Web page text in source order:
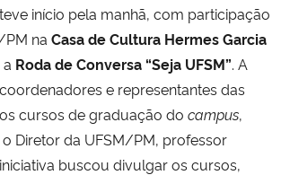
início pela manhã, com participação
PM na Casa de Cultura Hermes Garcia
Roda de Conversa “Seja UFSM”. A
e representantes das
cursos de graduação do campus,
Diretor da UFSM/PM, professor
buscou divulgar os cursos,